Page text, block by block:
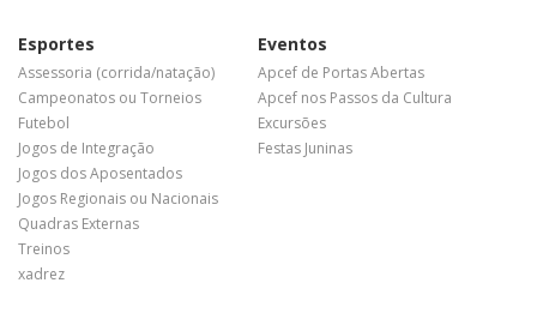
Esportes
Assessoria (corrida/natação)
Campeonatos ou Torneios
Futebol
Jogos de Integração
Jogos dos Aposentados
Jogos Regionais ou Nacionais
Quadras Externas
Treinos
xadrez
Eventos
Apcef de Portas Abertas
Apcef nos Passos da Cultura
Excursões
Festas Juninas